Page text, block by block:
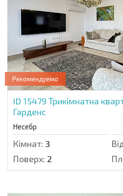
Рекомендуемо
ID 15479 Трикімнатна
Гарденс
Несебр
Кімнат: 3
Поверх: 2